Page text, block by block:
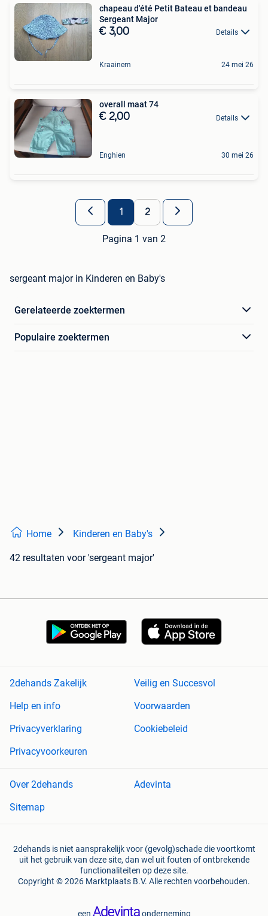
chapeau d'été Petit Bateau et bandeau
Sergeant Major
€ 3,00 Details
Kraainem 24 mei 26
overall maat 74
€ 2,00 Details
Enghien 30 mei 26
1 2
Pagina 1 van 2
sergeant major in Kinderen en Baby's
Gerelateerde zoektermen
Populaire zoektermen
Home Kinderen en Baby's
42 resultaten voor 'sergeant major'
2dehands Zakelijk
Veilig en Succesvol
Help en info
Voorwaarden
Privacyverklaring
Cookiebeleid
Privacyvoorkeuren
Over 2dehands
Adevinta
Sitemap
2dehands is niet aansprakelijk voor (gevolg)schade die voortkomt
uit het gebruik van deze site, dan wel uit fouten of ontbrekende
functionaliteiten op deze site.
Copyright © 2026 Marktplaats B.V. Alle rechten voorbehouden.
een onderneming